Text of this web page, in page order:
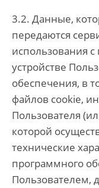
3.2. Данные,
передаются
использования
устройстве
обеспечения, в
файлов cookie,
Пользователя
которой
технические
программного
Пользователем,